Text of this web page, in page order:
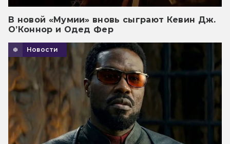
В новой «Мумии» вновь сыграют Кевин Дж.
О’Коннор и Одед Фер
Новости